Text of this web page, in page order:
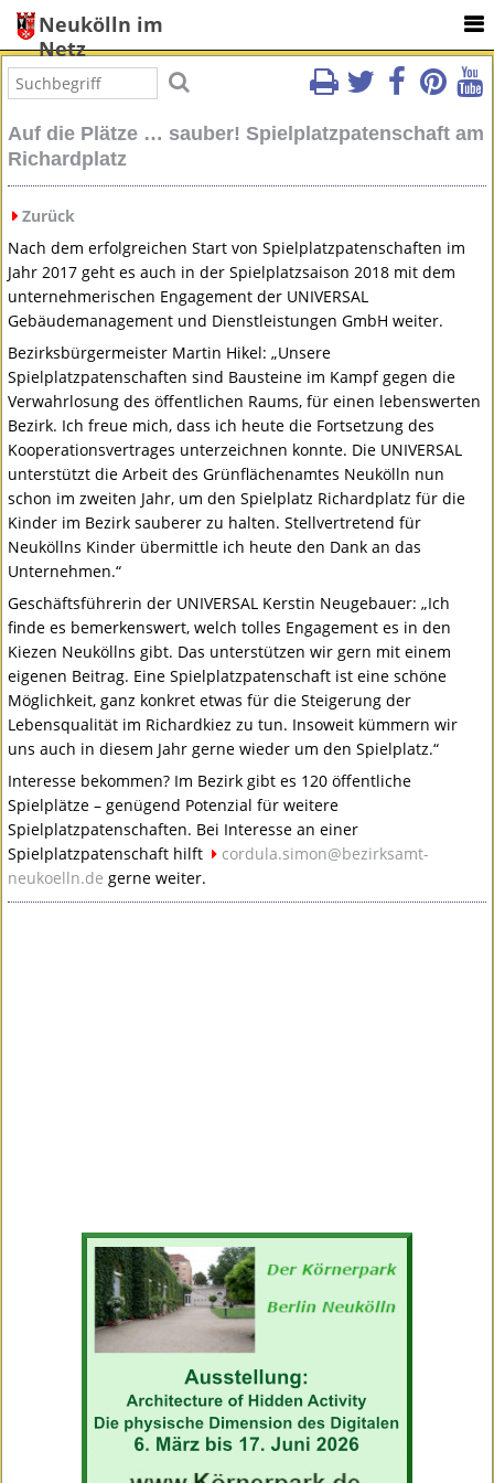
Neukölln im
Netz
Auf die Plätze … sauber! Spielplatzpatenschaft am
Richardplatz
Zurück
Nach dem erfolgreichen Start von Spielplatzpatenschaften im
Jahr 2017 geht es auch in der Spielplatzsaison 2018 mit dem
unternehmerischen Engagement der UNIVERSAL
Gebäudemanagement und Dienstleistungen GmbH weiter.
Bezirksbürgermeister Martin Hikel: „Unsere
Spielplatzpatenschaften sind Bausteine im Kampf gegen die
Verwahrlosung des öffentlichen Raums, für einen lebenswerten
Bezirk. Ich freue mich, dass ich heute die Fortsetzung des
Kooperationsvertrages unterzeichnen konnte. Die UNIVERSAL
unterstützt die Arbeit des Grünflächenamtes Neukölln nun
schon im zweiten Jahr, um den Spielplatz Richardplatz für die
Kinder im Bezirk sauberer zu halten. Stellvertretend für
Neuköllns Kinder übermittle ich heute den Dank an das
Unternehmen.“
Geschäftsführerin der UNIVERSAL Kerstin Neugebauer: „Ich
finde es bemerkenswert, welch tolles Engagement es in den
Kiezen Neuköllns gibt. Das unterstützen wir gern mit einem
eigenen Beitrag. Eine Spielplatzpatenschaft ist eine schöne
Möglichkeit, ganz konkret etwas für die Steigerung der
Lebensqualität im Richardkiez zu tun. Insoweit kümmern wir
uns auch in diesem Jahr gerne wieder um den Spielplatz.“
Interesse bekommen? Im Bezirk gibt es 120 öffentliche
Spielplätze – genügend Potenzial für weitere
Spielplatzpatenschaften. Bei Interesse an einer
Spielplatzpatenschaft hilft
cordula.simon@bezirksamt-
neukoelln.de gerne weiter.